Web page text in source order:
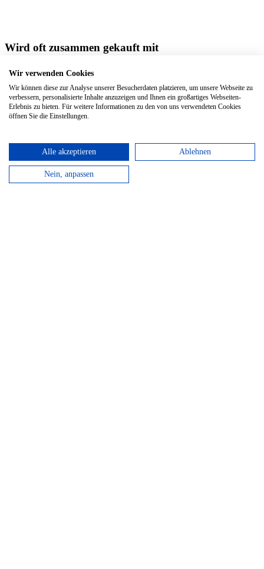
Wird oft zusammen gekauft mit
Seiten
Squared Journal Start. Set of 2
Wir verwenden Cookies
Wir können diese zur Analyse unserer Besucherdaten platzieren, um unsere Webseite zu
verbessern, personalisierte Inhalte anzuzeigen und Ihnen ein großartiges Webseiten-
Erlebnis zu bieten. Für weitere Informationen zu den von uns verwendeten Cookies
öffnen Sie die Einstellungen.
Alle akzeptieren Ablehnen
Nein, anpassen